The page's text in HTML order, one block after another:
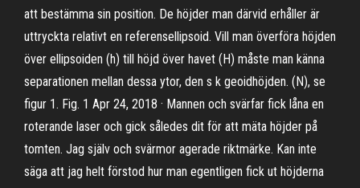
att bestämma sin position. De höjder man därvid erhåller är
uttryckta relativt en referensellipsoid. Vill man överföra höjden
över ellipsoiden (h) till höjd över havet (H) måste man känna
separationen mellan dessa ytor, den s k geoidhöjden. (N), se
figur 1. Fig. 1 Apr 24, 2018 · Mannen och svärfar fick låna en
roterande laser och gick således dit för att mäta höjder på
tomten. Jag själv och svärmor agerade riktmärke. Kan inte
säga att jag helt förstod hur man egentligen fick ut höjderna